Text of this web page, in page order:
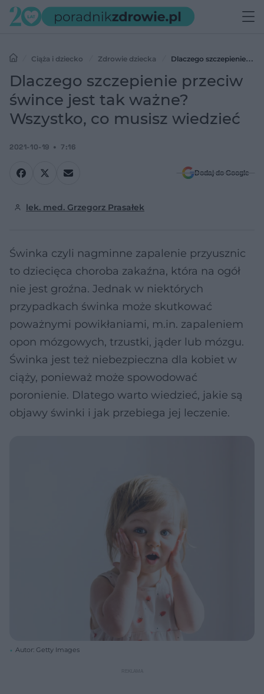
Ciąża i dziecko Zdrowie dziecka
Dlaczego szczepienie
przeciw śwince jest tak ważne? Wszystko, co musisz wiedzieć
Dlaczego szczepienie przeciw
śwince jest tak ważne?
Wszystko, co musisz wiedzieć
2021-10-19 7:16
Dodaj do Google
lek. med. Grzegorz Prasałek
Świnka czyli nagminne zapalenie przyusznic
to dziecięca choroba zakaźna, która na ogół
nie jest groźna. Jednak w niektórych
przypadkach świnka może skutkować
poważnymi powikłaniami, m.in. zapaleniem
opon mózgowych, trzustki, jąder lub mózgu.
Świnka jest też niebezpieczna dla kobiet w
ciąży, ponieważ może spowodować
poronienie. Dlatego warto wiedzieć, jakie są
objawy świnki i jak przebiega jej leczenie.
Autor: Getty Images